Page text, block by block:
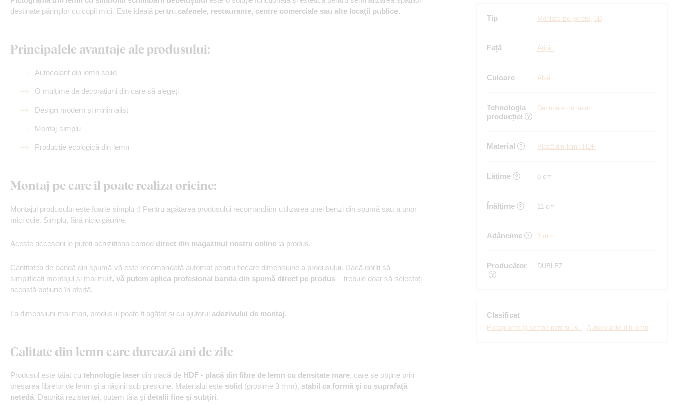
destinate părinților cu copii mici. Este ideală pentru cafenele, restaurante, centre comerciale sau alte locații publice.
Principalele avantaje ale produsului:
Autocolant din lemn solid
O mulțime de decorațiuni din care să alegeți
Design modern și minimalist
Montaj simplu
Producție ecologică din lemn
Montaj pe care îl poate realiza oricine:
Montajul produsului este foarte simplu :) Pentru agățarea produsului recomandăm utilizarea unei benzi din spumă sau a unor
mici cuie. Simplu, fără nicio găurire.
Aceste accesorii le puteți achiziționa comod direct din magazinul nostru online la produs.
Cantitatea de bandă din spumă vă este recomandată automat pentru fiecare dimensiune a produsului. Dacă doriți să
simplificați montajul și mai mult, vă putem aplica profesional banda din spumă direct pe produs – trebuie doar să selectați
această opțiune în ofertă.
La dimensiuni mai mari, produsul poate fi agățat și cu ajutorul adezivului de montaj.
Calitate din lemn care durează ani de zile
Produsul este tăiat cu tehnologie laser din placă de HDF - placă din fibre de lemn cu densitate mare, care se obține prin
presarea fibrelor de lemn și a rășinii sub presiune. Materialul este solid (grosime 3 mm), stabil ca formă și cu suprafață
netedă. Datorită rezistenței, putem tăia și detalii fine și subțiri.
Tip Montate pe perete, 3D
Față Atipic
Culoare Albă
Tehnologia
producției
Decupare cu laser
Material Placă din lemn HDF
Lăţime 8 cm
Înălţime 11 cm
Adâncime 3 mm
Producător DUBLEZ
Clasificat
Pictograme și semne pentru uși. Autocolante din lemn